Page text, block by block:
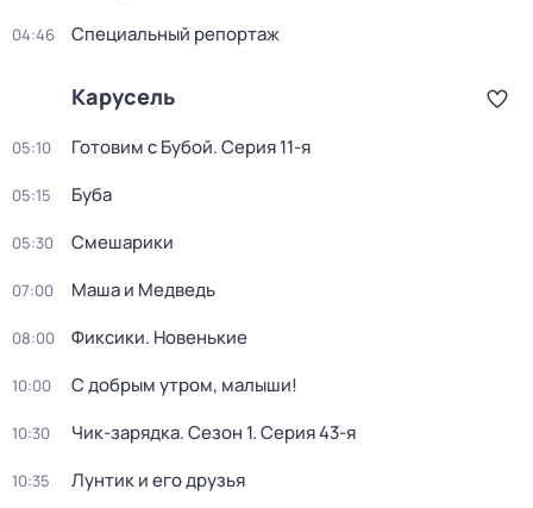
04:46 Специальный репортаж
Карусель
05:10 Готовим с Бубой. Серия 11-я
05:15 Буба
05:30 Смешарики
07:00 Маша и Медведь
08:00 Фиксики. Новенькие
10:00 С добрым утром, малыши!
10:30 Чик-зарядка. Сезон 1. Серия 43-я
10:35 Лунтик и его друзья